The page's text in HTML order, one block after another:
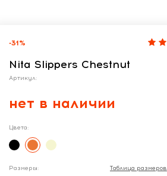
-31%
Nita Slippers Chestnut
Артикул:
нет в наличии
Цвета:
Размеры: Таблица размеров